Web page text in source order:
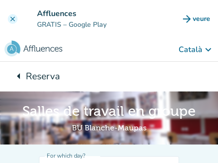
clear Affluences
GRATIS – Google Play arrow_forward veure
(new
Català keyboard_arrow_down
arrow_leftBack to:
Reserva
Salles de travail en groupe
BU Blanche-Maupas
For which day?